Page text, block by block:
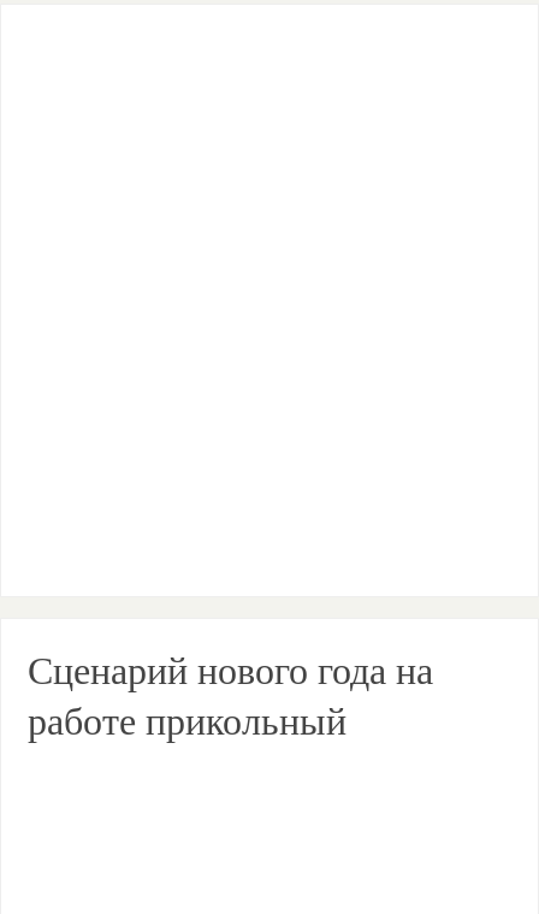
Сценарий нового года на
работе прикольный